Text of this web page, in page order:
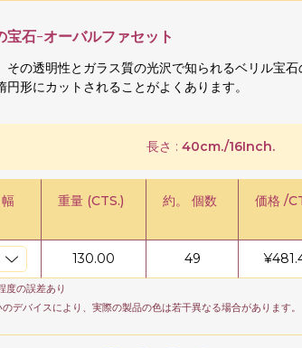
宝石-オーバルファセット
その透明性とガラス質の光沢で知られるベリル宝
円形にカットされることがよくあります。
長さ : 40cm./16Inch.
重量 (CTS.) 約。 個数 価格 /
130.00 49 ¥
度の誤差あり
デバイスにより、実際の製品の色は若干異なる場合があります。